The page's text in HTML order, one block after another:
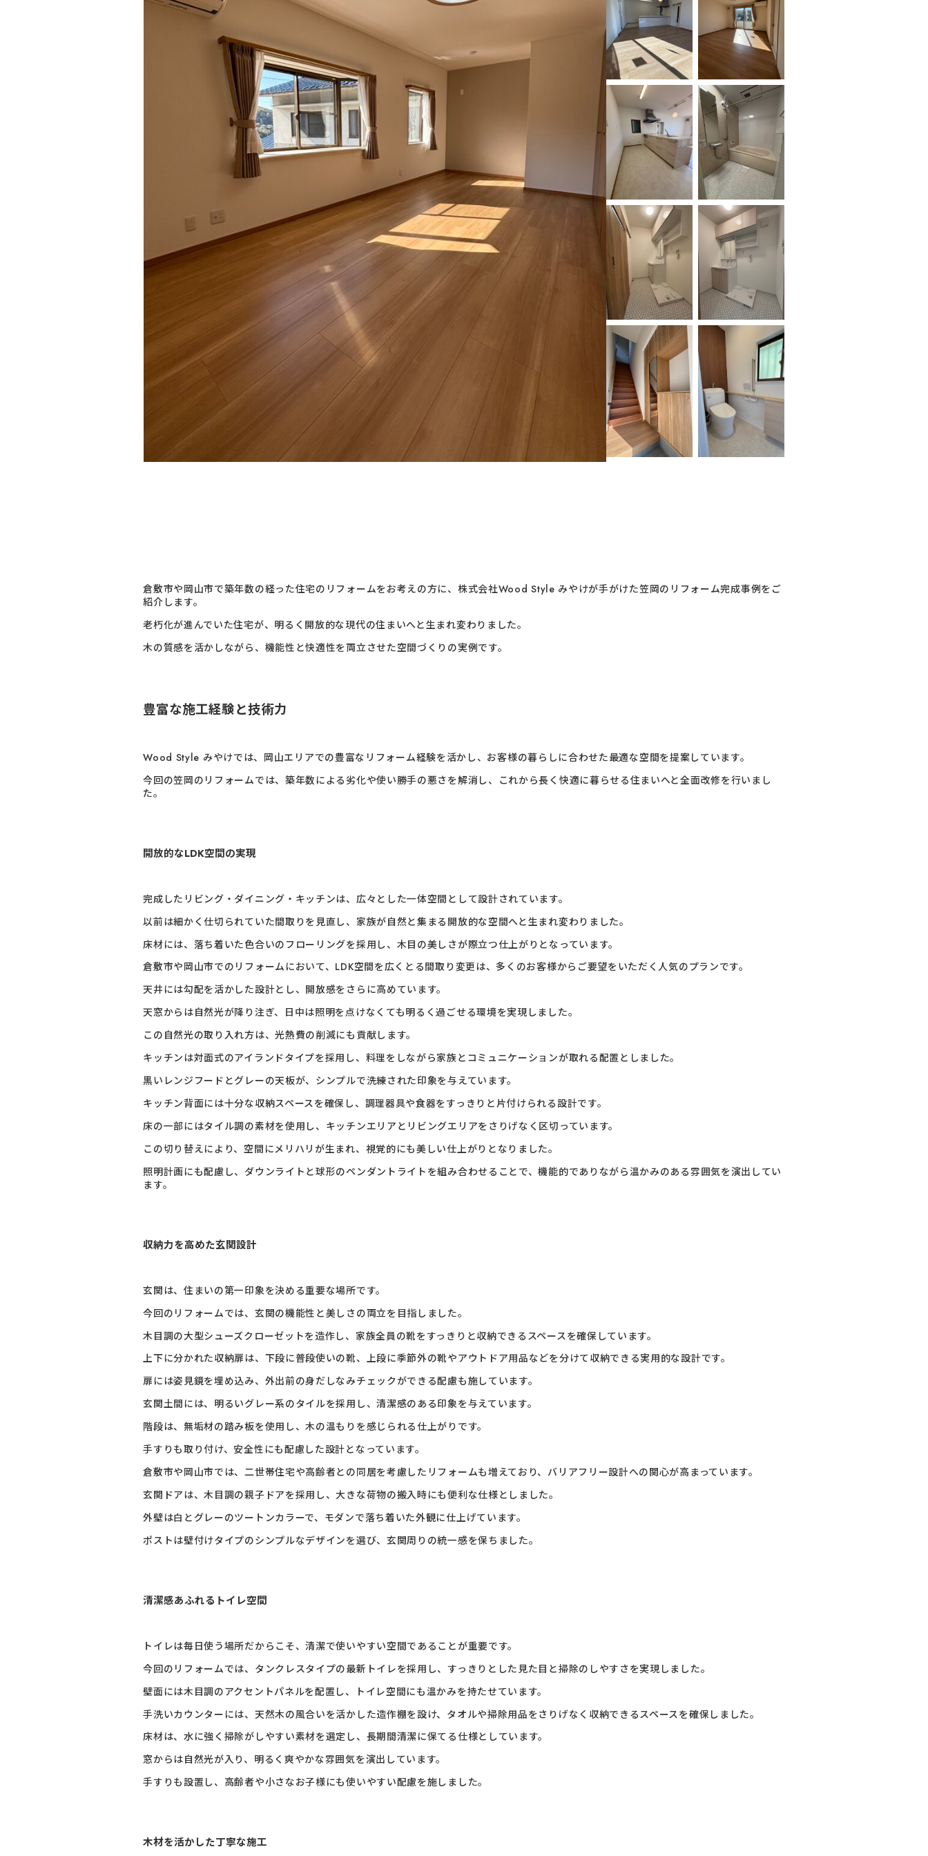
倉敷市や岡山市で築年数の経った住宅のリフォームをお考えの方に、株式会社Wood Style みやけが手がけた笠岡のリフォーム完成事例をご
紹介します。
老朽化が進んでいた住宅が、明るく開放的な現代の住まいへと生まれ変わりました。
木の質感を活かしながら、機能性と快適性を両立させた空間づくりの実例です。
豊富な施工経験と技術力
Wood Style みやけでは、岡山エリアでの豊富なリフォーム経験を活かし、お客様の暮らしに合わせた最適な空間を提案しています。
今回の笠岡のリフォームでは、築年数による劣化や使い勝手の悪さを解消し、これから長く快適に暮らせる住まいへと全面改修を行いまし
た。
開放的なLDK空間の実現
完成したリビング・ダイニング・キッチンは、広々とした一体空間として設計されています。
以前は細かく仕切られていた間取りを見直し、家族が自然と集まる開放的な空間へと生まれ変わりました。
床材には、落ち着いた色合いのフローリングを採用し、木目の美しさが際立つ仕上がりとなっています。
倉敷市や岡山市でのリフォームにおいて、LDK空間を広くとる間取り変更は、多くのお客様からご要望をいただく人気のプランです。
天井には勾配を活かした設計とし、開放感をさらに高めています。
天窓からは自然光が降り注ぎ、日中は照明を点けなくても明るく過ごせる環境を実現しました。
この自然光の取り入れ方は、光熱費の削減にも貢献します。
キッチンは対面式のアイランドタイプを採用し、料理をしながら家族とコミュニケーションが取れる配置としました。
黒いレンジフードとグレーの天板が、シンプルで洗練された印象を与えています。
キッチン背面には十分な収納スペースを確保し、調理器具や食器をすっきりと片付けられる設計です。
床の一部にはタイル調の素材を使用し、キッチンエリアとリビングエリアをさりげなく区切っています。
この切り替えにより、空間にメリハリが生まれ、視覚的にも美しい仕上がりとなりました。
照明計画にも配慮し、ダウンライトと球形のペンダントライトを組み合わせることで、機能的でありながら温かみのある雰囲気を演出してい
ます。
収納力を高めた玄関設計
玄関は、住まいの第一印象を決める重要な場所です。
今回のリフォームでは、玄関の機能性と美しさの両立を目指しました。
木目調の大型シューズクローゼットを造作し、家族全員の靴をすっきりと収納できるスペースを確保しています。
上下に分かれた収納扉は、下段に普段使いの靴、上段に季節外の靴やアウトドア用品などを分けて収納できる実用的な設計です。
扉には姿見鏡を埋め込み、外出前の身だしなみチェックができる配慮も施しています。
玄関土間には、明るいグレー系のタイルを採用し、清潔感のある印象を与えています。
階段は、無垢材の踏み板を使用し、木の温もりを感じられる仕上がりです。
手すりも取り付け、安全性にも配慮した設計となっています。
倉敷市や岡山市では、二世帯住宅や高齢者との同居を考慮したリフォームも増えており、バリアフリー設計への関心が高まっています。
玄関ドアは、木目調の親子ドアを採用し、大きな荷物の搬入時にも便利な仕様としました。
外壁は白とグレーのツートンカラーで、モダンで落ち着いた外観に仕上げています。
ポストは壁付けタイプのシンプルなデザインを選び、玄関周りの統一感を保ちました。
清潔感あふれるトイレ空間
トイレは毎日使う場所だからこそ、清潔で使いやすい空間であることが重要です。
今回のリフォームでは、タンクレスタイプの最新トイレを採用し、すっきりとした見た目と掃除のしやすさを実現しました。
壁面には木目調のアクセントパネルを配置し、トイレ空間にも温かみを持たせています。
手洗いカウンターには、天然木の風合いを活かした造作棚を設け、タオルや掃除用品をさりげなく収納できるスペースを確保しました。
床材は、水に強く掃除がしやすい素材を選定し、長期間清潔に保てる仕様としています。
窓からは自然光が入り、明るく爽やかな雰囲気を演出しています。
手すりも設置し、高齢者や小さなお子様にも使いやすい配慮を施しました。
木材を活かした丁寧な施工